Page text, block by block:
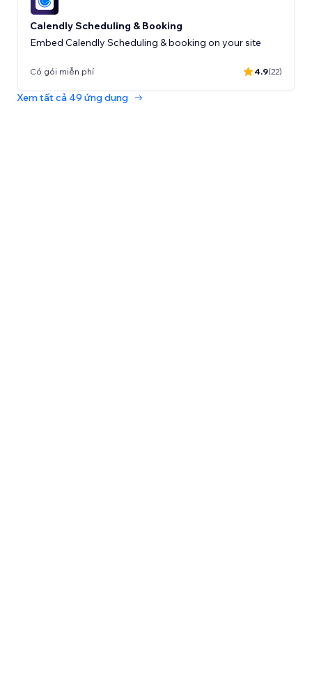
Calendly Scheduling & Booking
Embed Calendly Scheduling & booking on your site
Có gói miễn phí 4.9(22)
Xem tất cả 49 ứng dụng